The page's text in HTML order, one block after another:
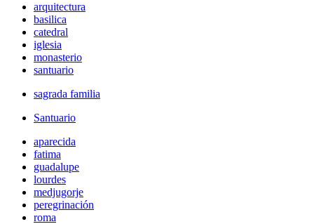
arquitectura
basilica
catedral
iglesia
monasterio
santuario
sagrada familia
Santuario
aparecida
fatima
guadalupe
lourdes
medjugorje
peregrinación
roma